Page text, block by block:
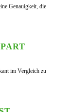
Genauigkeit, die
im Vergleich zu